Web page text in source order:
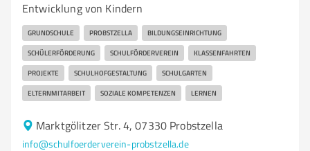
Entwicklung von Kindern
GRUNDSCHULE PROBSTZELLA BILDUNGSEINRICHTUNG
SCHÜLERFÖRDERUNG SCHULFÖRDERVEREIN KLASSENFAHRTEN
PROJEKTE SCHULHOFGESTALTUNG SCHULGARTEN
ELTERNMITARBEIT SOZIALE KOMPETENZEN LERNEN
Marktgölitzer Str. 4, 07330 Probstzella
info@schulfoerderverein-probstzella.de